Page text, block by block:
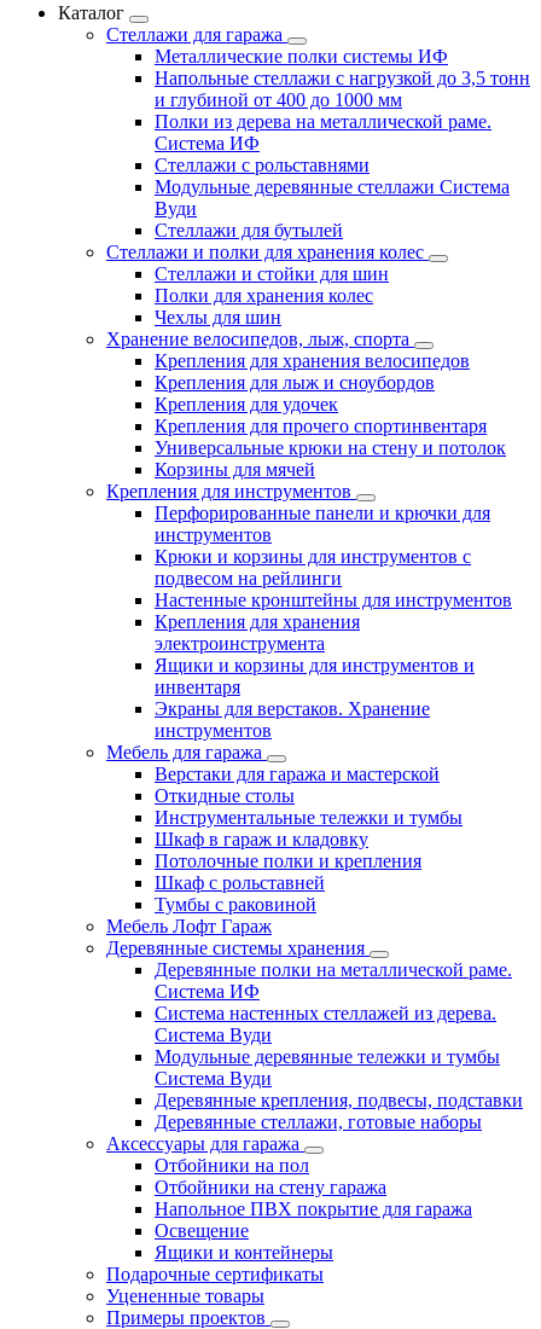
Каталог
Стеллажи для гаража
Металлические полки системы ИФ
Напольные стеллажи с нагрузкой до 3,5 тонн
и глубиной от 400 до 1000 мм
Полки из дерева на металлической раме.
Система ИФ
Стеллажи с рольставнями
Модульные деревянные стеллажи Система
Вуди
Стеллажи для бутылей
Стеллажи и полки для хранения колес
Стеллажи и стойки для шин
Полки для хранения колес
Чехлы для шин
Хранение велосипедов, лыж, спорта
Крепления для хранения велосипедов
Крепления для лыж и сноубордов
Крепления для удочек
Крепления для прочего спортинвентаря
Универсальные крюки на стену и потолок
Корзины для мячей
Крепления для инструментов
Перфорированные панели и крючки для
инструментов
Крюки и корзины для инструментов с
подвесом на рейлинги
Настенные кронштейны для инструментов
Крепления для хранения
электроинструмента
Ящики и корзины для инструментов и
инвентаря
Экраны для верстаков. Хранение
инструментов
Мебель для гаража
Верстаки для гаража и мастерской
Откидные столы
Инструментальные тележки и тумбы
Шкаф в гараж и кладовку
Потолочные полки и крепления
Шкаф с рольставней
Тумбы с раковиной
Мебель Лофт Гараж
Деревянные системы хранения
Деревянные полки на металлической раме.
Система ИФ
Система настенных стеллажей из дерева.
Система Вуди
Модульные деревянные тележки и тумбы
Система Вуди
Деревянные крепления, подвесы, подставки
Деревянные стеллажи, готовые наборы
Аксессуары для гаража
Отбойники на пол
Отбойники на стену гаража
Напольное ПВХ покрытие для гаража
Освещение
Ящики и контейнеры
Подарочные сертификаты
Уцененные товары
Примеры проектов